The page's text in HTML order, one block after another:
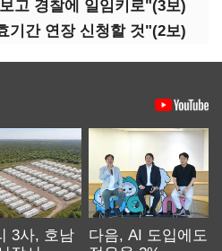
고 경찰에 일임키로"(3보)
기간 연장 신청할 것"(2보)
3사, 호남
다음, AI 도입에도